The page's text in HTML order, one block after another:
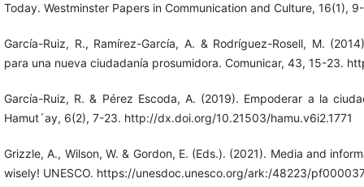
Today. Westminster Papers in Communication and Culture, 16(1),
García-Ruiz, R., Ramírez-García, A. & Rodríguez-Rosell, M.
para una nueva ciudadanía prosumidora. Comunicar, 43, 15-23.
García-Ruiz, R. & Pérez Escoda, A. (2019). Empoderar a la
Hamut´ay, 6(2), 7-23. http://dx.doi.org/10.21503/hamu.v6i2.1771
Grizzle, A., Wilson, W. & Gordon, E. (Eds.). (2021). Media and
wisely! UNESCO. https://unesdoc.unesco.org/ark:/48223/